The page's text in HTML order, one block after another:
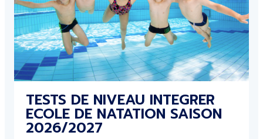
TESTS DE NIVEAU INTEGRER
ECOLE DE NATATION SAISON
2026/2027